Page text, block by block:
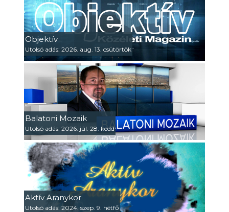
Objektív
Utolsó adás: 2026. aug. 13. csütörtök
Balatoni Mozaik
Utolsó adás: 2026. júl. 28. kedd
Aktív Aranykor
Utolsó adás: 2024. szep. 9. hétfő